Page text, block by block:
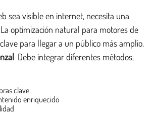
sea visible en internet, necesita una
optimización natural para motores de
para llegar a un público más amplio.
Debe integrar diferentes métodos,
clave
enriquecido